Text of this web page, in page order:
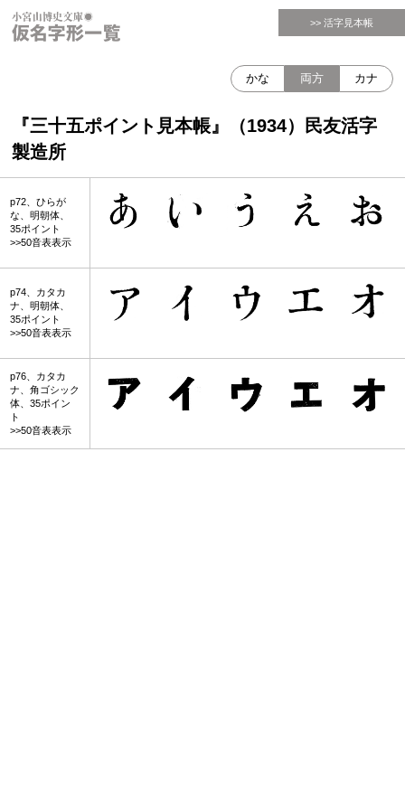
>> 活字見本帳
『三十五ポイント見本帳』（1934）民友活字
製造所
かな 両方 カナ
p72、ひらが
な、明朝体、
35ポイント
>>50音表表示
p74、カタカ
ナ、明朝体、
35ポイント
>>50音表表示
p76、カタカ
ナ、角ゴシック
体、35ポイン
ト
>>50音表表示